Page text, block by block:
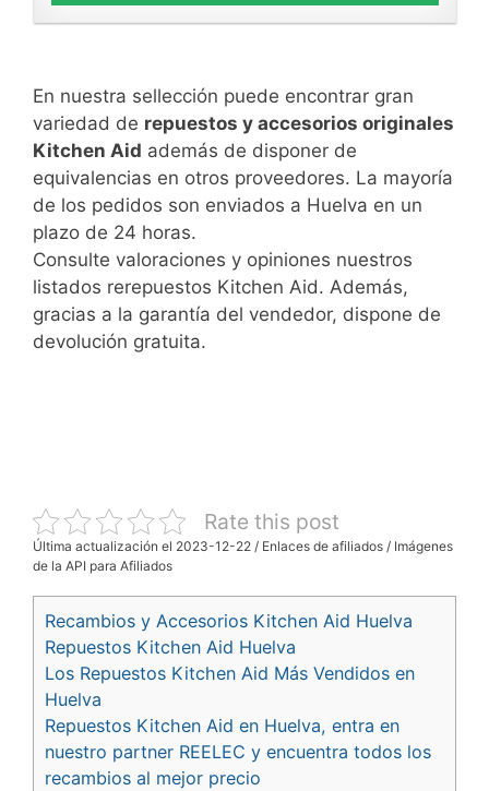
En nuestra sellección puede encontrar gran
variedad de repuestos y accesorios originales
Kitchen Aid además de disponer de
equivalencias en otros proveedores. La mayoría
de los pedidos son enviados a Huelva en un
plazo de 24 horas.
Consulte valoraciones y opiniones nuestros
listados rerepuestos Kitchen Aid. Además,
gracias a la garantía del vendedor, dispone de
devolución gratuita.
Rate this post
Última actualización el 2023-12-22 / Enlaces de afiliados / Imágenes
de la API para Afiliados
Recambios y Accesorios Kitchen Aid Huelva
Repuestos Kitchen Aid Huelva
Los Repuestos Kitchen Aid Más Vendidos en
Huelva
Repuestos Kitchen Aid en Huelva, entra en
nuestro partner REELEC y encuentra todos los
recambios al mejor precio